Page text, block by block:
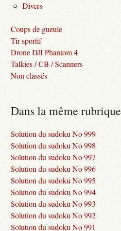
Divers
Coups de gueule
Tir sportif
Drone DJI Phantom 4
Talkies / CB / Scanners
Non classés
Dans la même rubrique
Solution du sudoku No 999
Solution du sudoku No 998
Solution du sudoku No 997
Solution du sudoku No 996
Solution du sudoku No 995
Solution du sudoku No 994
Solution du sudoku No 993
Solution du sudoku No 992
Solution du sudoku No 991